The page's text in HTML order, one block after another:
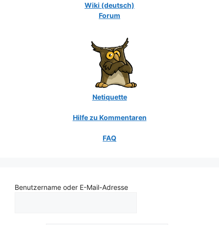
Wiki (deutsch)
Forum
Netiquette
Hilfe zu Kommentaren
FAQ
Benutzername oder E-Mail-Adresse